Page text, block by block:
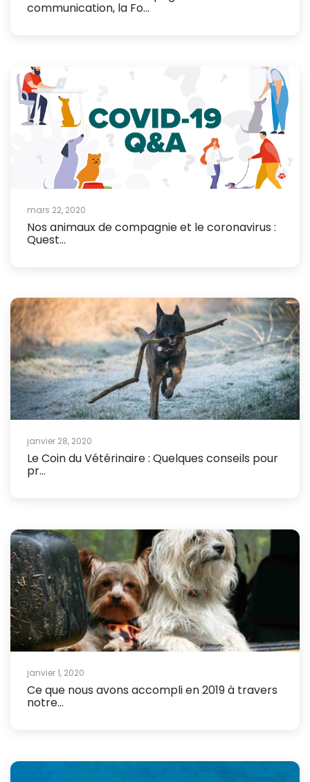
communication, la Fo...
mars 22, 2020
Nos animaux de compagnie et le coronavirus :
Quest...
janvier 28, 2020
Le Coin du Vétérinaire : Quelques conseils pour
pr...
janvier 1, 2020
Ce que nous avons accompli en 2019 à travers
notre...